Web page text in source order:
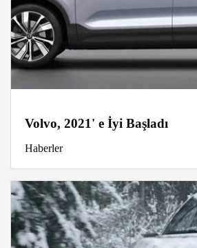
Volvo, 2021' e İyi Başladı
Haberler